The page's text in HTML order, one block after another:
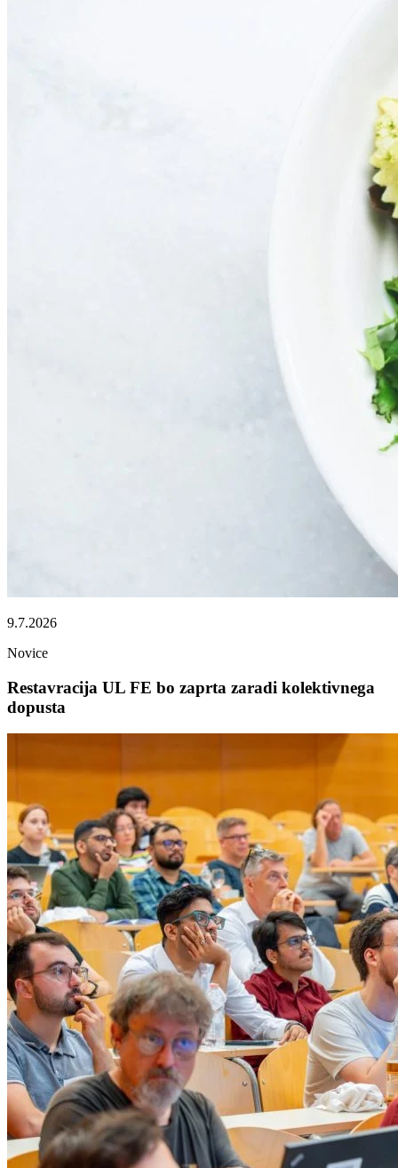
9.7.2026
Novice
Restavracija UL FE bo zaprta zaradi kolektivnega
dopusta